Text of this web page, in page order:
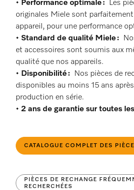
• Performance optimale :
Les
originales Miele sont
appareil, pour une performance
• Standard de qualité Miele :
et accessoires sont soumis aux
qualité que nos appareils.
• Disponibilité :
Nos pièces de
disponibles au moins 15 ans après
production en série.
• 2 ans de garantie sur toutes
CATALOGUE COMPLET DES
PIÈCES DE RECHANGE
RECHERCHÉES